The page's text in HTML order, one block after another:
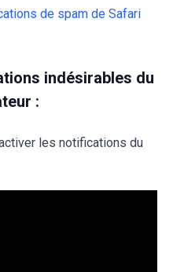
de spam de Safari
indésirables du
:
les notifications du